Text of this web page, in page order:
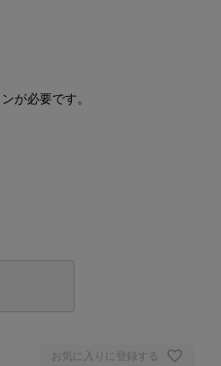
が必要です。
お気に入りに登録する